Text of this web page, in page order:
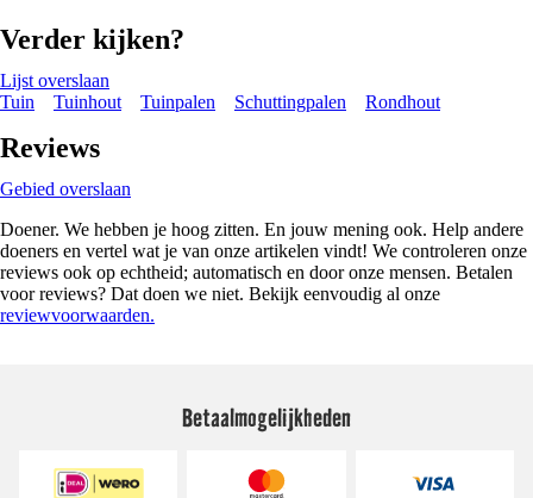
Verder kijken?
Lijst overslaan
Tuin
Tuinhout Tuinpalen Schuttingpalen Rondhout
Reviews
Gebied overslaan
Doener. We hebben je hoog zitten. En jouw mening ook. Help andere
doeners en vertel wat je van onze artikelen vindt! We controleren onze
reviews ook op echtheid; automatisch en door onze mensen. Betalen
voor reviews? Dat doen we niet. Bekijk eenvoudig al onze
reviewvoorwaarden.
Betaalmogelijkheden